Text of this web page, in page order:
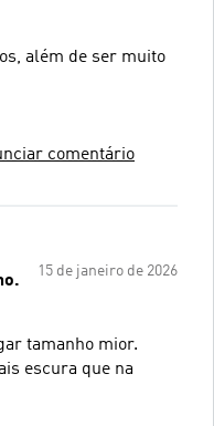
além de ser muito
comentário
15 de janeiro de 2026
tamanho mior.
escura que na